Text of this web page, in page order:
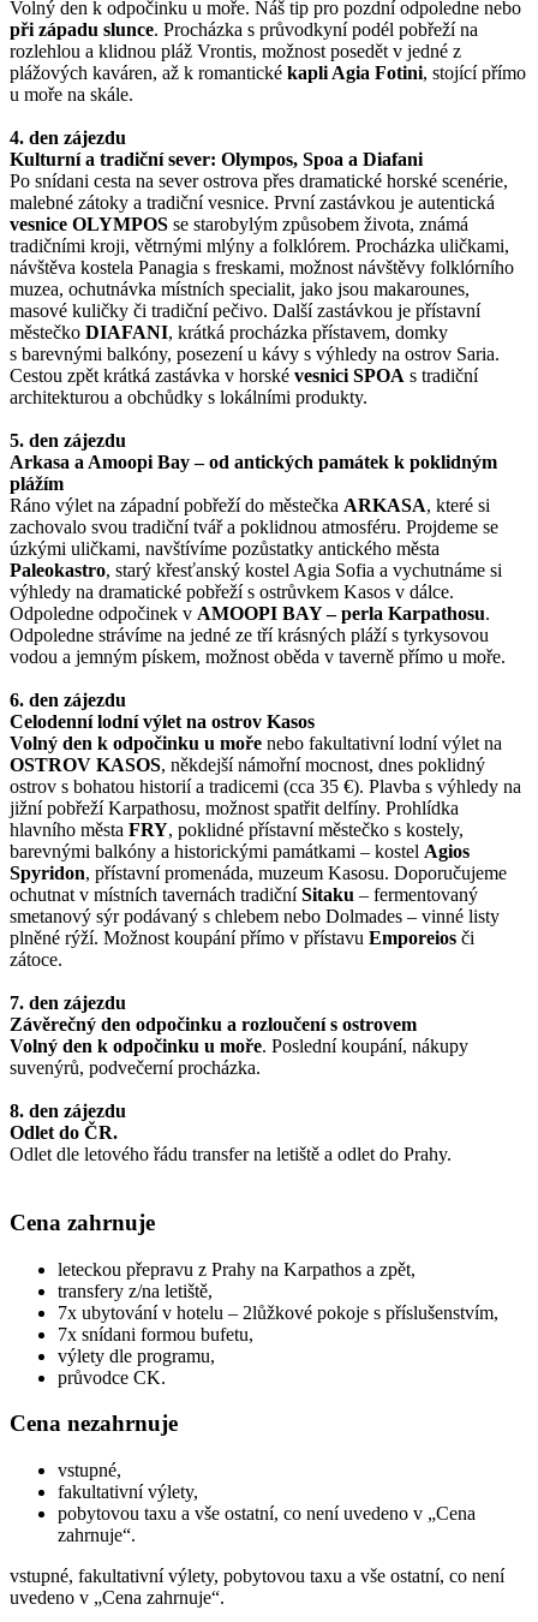
Volný den k odpočinku u moře. Náš tip pro pozdní odpoledne nebo
při západu slunce. Procházka s průvodkyní podél pobřeží na
rozlehlou a klidnou pláž Vrontis, možnost posedět v jedné z
plážových kaváren, až k romantické kapli Agia Fotini, stojící přímo
u moře na skále.
4. den zájezdu
Kulturní a tradiční sever: Olympos, Spoa a Diafani
Po snídani cesta na sever ostrova přes dramatické horské scenérie,
malebné zátoky a tradiční vesnice. První zastávkou je autentická
vesnice OLYMPOS se starobylým způsobem života, známá
tradičními kroji, větrnými mlýny a folklórem. Procházka uličkami,
návštěva kostela Panagia s freskami, možnost návštěvy folklórního
muzea, ochutnávka místních specialit, jako jsou makarounes,
masové kuličky či tradiční pečivo. Další zastávkou je přístavní
městečko DIAFANI, krátká procházka přístavem, domky
s barevnými balkóny, posezení u kávy s výhledy na ostrov Saria.
Cestou zpět krátká zastávka v horské vesnici SPOA s tradiční
architekturou a obchůdky s lokálními produkty.
5. den zájezdu
Arkasa a Amoopi Bay – od antických památek k poklidným
plážím
Ráno výlet na západní pobřeží do městečka ARKASA, které si
zachovalo svou tradiční tvář a poklidnou atmosféru. Projdeme se
úzkými uličkami, navštívíme pozůstatky antického města
Paleokastro, starý křesťanský kostel Agia Sofia a vychutnáme si
výhledy na dramatické pobřeží s ostrůvkem Kasos v dálce.
Odpoledne odpočinek v AMOOPI BAY – perla Karpathosu.
Odpoledne strávíme na jedné ze tří krásných pláží s tyrkysovou
vodou a jemným pískem, možnost oběda v taverně přímo u moře.
6. den zájezdu
Celodenní lodní výlet na ostrov Kasos
Volný den k odpočinku u moře nebo fakultativní lodní výlet na
OSTROV KASOS, někdejší námořní mocnost, dnes poklidný
ostrov s bohatou historií a tradicemi (cca 35 €). Plavba s výhledy na
jižní pobřeží Karpathosu, možnost spatřit delfíny. Prohlídka
hlavního města FRY, poklidné přístavní městečko s kostely,
barevnými balkóny a historickými památkami – kostel Agios
Spyridon, přístavní promenáda, muzeum Kasosu. Doporučujeme
ochutnat v místních tavernách tradičníSitaku – fermentovaný
smetanový sýr podávaný s chlebem nebo Dolmades – vinné listy
plněné rýží. Možnost koupání přímo v přístavu Emporeios či
zátoce.
7. den zájezdu
Závěrečný den odpočinku a rozloučení s ostrovem
Volný den k odpočinku u moře. Poslední koupání, nákupy
suvenýrů, podvečerní procházka.
8. den zájezdu
Odlet do ČR.
Odlet dle letového řádu transfer na letiště a odlet do Prahy.
Cena zahrnuje
leteckou přepravu z Prahy na Karpathos a zpět,
transfery z/na letiště,
7x ubytování v hotelu – 2lůžkové pokoje s příslušenstvím,
7x snídani formou bufetu,
výlety dle programu,
průvodce CK.
Cena nezahrnuje
vstupné,
fakultativní výlety,
pobytovou taxu a vše ostatní, co není uvedeno v „Cena
zahrnuje“.
vstupné, fakultativní výlety, pobytovou taxu a vše ostatní, co není
uvedeno v „Cena zahrnuje“.